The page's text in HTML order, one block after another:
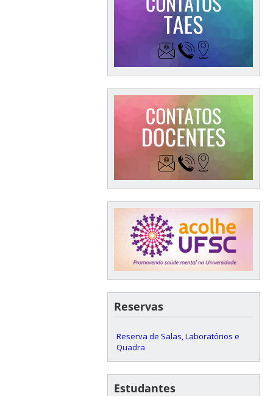
Reservas
Reserva de Salas, Laboratórios e
Quadra
Estudantes